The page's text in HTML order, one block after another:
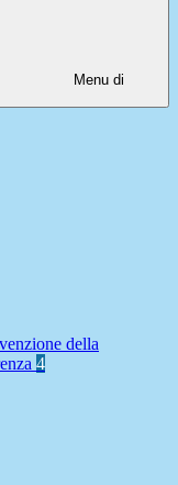
Menu di
della
4